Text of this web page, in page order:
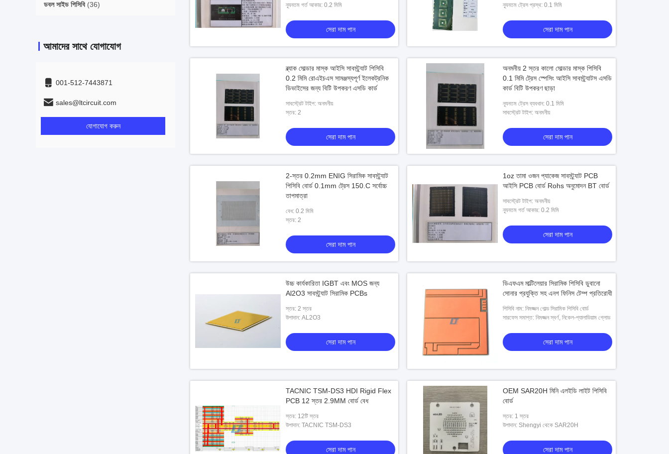
ডবল সাইড পিসিবি (36)
আমাদের সাথে যোগাযোগ
001-512-7443871
sales@ltcircuit.com
যোগাযোগ করুন
ন্যূনতম গর্ত আকার: 0.2 মিমি
সেরা দাম পান
ন্যূনতম ট্রেস প্রস্থ: 0.1 মিমি
সেরা দাম পান
ব্ল্যাক সোল্ডার মাস্ক আইসি সাবস্ট্র্যাট পিসিবি
0.2 মিমি রোএইচএস সামঞ্জস্যপূর্ণ ইলেকট্রনিক
ডিভাইসের জন্য বিটি উপকরণ এসডি কার্ড
সাবস্ট্রেট টাইপ: অনমনীয়
স্তর: 2
সেরা দাম পান
অনমনীয় 2 স্তর কালো সোল্ডার মাস্ক পিসিবি
0.1 মিমি ট্রেস স্পেসিং আইসি সাবস্ট্র্যাটস এসডি
কার্ড বিটি উপকরণ ছাড়া
ন্যূনতম ট্রেস ব্যবধান: 0.1 মিমি
সাবস্ট্রেট টাইপ: অনমনীয়
সেরা দাম পান
2-স্তর 0.2mm ENIG সিরামিক সাবস্ট্র্যাট
পিসিবি বোর্ড 0.1mm ট্রেস 150.C সর্বোচ্চ
তাপমাত্রা
বেধ: 0.2 মিমি
স্তর: 2
সেরা দাম পান
1oz তামা ওজন প্যাকেজ সাবস্ট্র্যাট PCB
আইসি PCB বোর্ড Rohs অনুমোদন BT বোর্ড
সাবস্ট্রেট টাইপ: অনমনীয়
ন্যূনতম গর্ত আকার: 0.2 মিমি
সেরা দাম পান
উচ্চ কার্যকারিতা IGBT এবং MOS জন্য
Al2O3 সাবস্ট্র্যাট সিরামিক PCBs
স্তর: 2 স্তর
উপাদান: AL2O3
সেরা দাম পান
ডিএফএম মাল্টিলেয়ার সিরামিক পিসিবি ডুবানো
সোনার প্রযুক্তি সহ এনগ ফিনিস টেম্প প্রতিরোধী
পিসিবি নাম: নিমজ্জন গোল্ড সিরামিক পিসিবি বোর্ড
সারফেস সমাপ্ত: নিমজ্জন স্বর্ণ, নিকেল-প্যালাডিয়াম গ্লোড
সেরা দাম পান
TACNIC TSM-DS3 HDI Rigid Flex
PCB 12 স্তর 2.9MM বোর্ড বেধ
স্তর: 12টি স্তর
উপাদান: TACNIC TSM-DS3
সেরা দাম পান
OEM SAR20H মিনি এলইডি লাইট পিসিবি
বোর্ড
স্তর: 1 স্তর
উপাদান: Shengyi থেকে SAR20H
সেরা দাম পান